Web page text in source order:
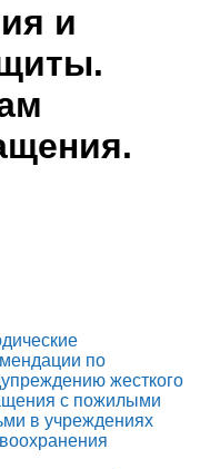
и
по
жесткого
с пожилыми
в учреждениях